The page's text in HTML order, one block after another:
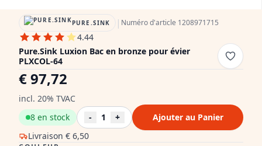
PURE.SINK | Numéro d'article 1208971715
4.44
Pure.Sink Luxion Bac en bronze pour évier
PLXCOL-64
€ 97,72
incl. 20% TVAC
Livraison € 6,50
8 en stock - 1 + Ajouter au Panier